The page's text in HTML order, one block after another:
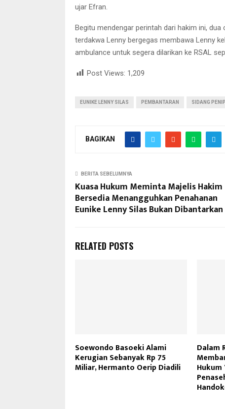
ujar Efran.
Begitu mendengar perintah dari hakim ini,
terdakwa Lenny bergegas membawa Lenny
ambulance untuk segera dilarikan ke RSAL
Post Views: 1,209
EUNIKE LENNY SILAS PEMBANTARAN SIDANG
BAGIKAN
BERITA SEBELUMNYA
Kuasa Hukum Meminta Majelis Hakim
Bersedia Menangguhkan Penahanan
Eunike Lenny Silas Bukan Dibantarkan
RELATED POSTS
Soewondo Basoeki Alami
Kerugian Sebanyak Rp 75
Miliar, Hermanto Oerip Diadili
Dalam